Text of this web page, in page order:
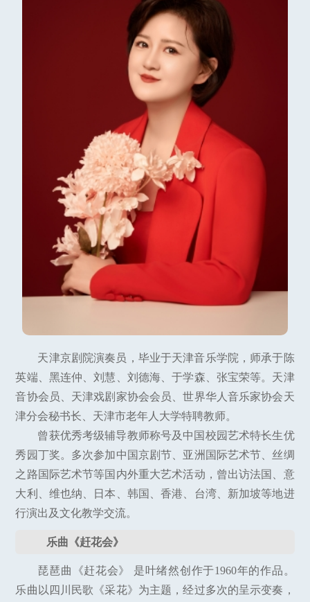
天津京剧院演奏员，毕业于天津音乐学院，师承于陈
英端、黑连仲、刘慧、刘德海、于学森、张宝荣等。天津
音协会员、天津戏剧家协会会员、世界华人音乐家协会天
津分会秘书长、天津市老年人大学特聘教师。
曾获优秀考级辅导教师称号及中国校园艺术特长生优
秀园丁奖。多次参加中国京剧节、亚洲国际艺术节、丝绸
之路国际艺术节等国内外重大艺术活动，曾出访法国、意
大利、维也纳、日本、韩国、香港、台湾、新加坡等地进
行演出及文化教学交流。
乐曲《赶花会》
琵琶曲《赶花会》 是叶绪然创作于1960年的作品。
乐曲以四川民歌《采花》为主题，经过多次的呈示变奏，